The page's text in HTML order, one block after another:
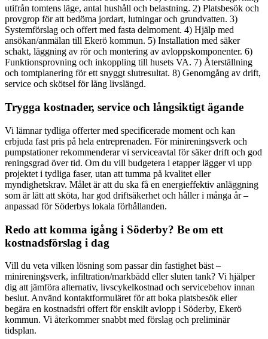
utifrån tomtens läge, antal hushåll och belastning. 2) Platsbesök och
provgrop för att bedöma jordart, lutningar och grundvatten. 3)
Systemförslag och offert med fasta delmoment. 4) Hjälp med
ansökan/anmälan till Ekerö kommun. 5) Installation med säker
schakt, läggning av rör och montering av avloppskomponenter. 6)
Funktionsprovning och inkoppling till husets VA. 7) Återställning
och tomtplanering för ett snyggt slutresultat. 8) Genomgång av drift,
service och skötsel för lång livslängd.
Trygga kostnader, service och långsiktigt ägande
Vi lämnar tydliga offerter med specificerade moment och kan
erbjuda fast pris på hela entreprenaden. För minireningsverk och
pumpstationer rekommenderar vi serviceavtal för säker drift och god
reningsgrad över tid. Om du vill budgetera i etapper lägger vi upp
projektet i tydliga faser, utan att tumma på kvalitet eller
myndighetskrav. Målet är att du ska få en energieffektiv anläggning
som är lätt att sköta, har god driftsäkerhet och håller i många år –
anpassad för Söderbys lokala förhållanden.
Redo att komma igång i Söderby? Be om ett
kostnadsförslag i dag
Vill du veta vilken lösning som passar din fastighet bäst –
minireningsverk, infiltration/markbädd eller sluten tank? Vi hjälper
dig att jämföra alternativ, livscykelkostnad och servicebehov innan
beslut. Använd kontaktformuläret för att boka platsbesök eller
begära en kostnadsfri offert för enskilt avlopp i Söderby, Ekerö
kommun. Vi återkommer snabbt med förslag och preliminär
tidsplan.